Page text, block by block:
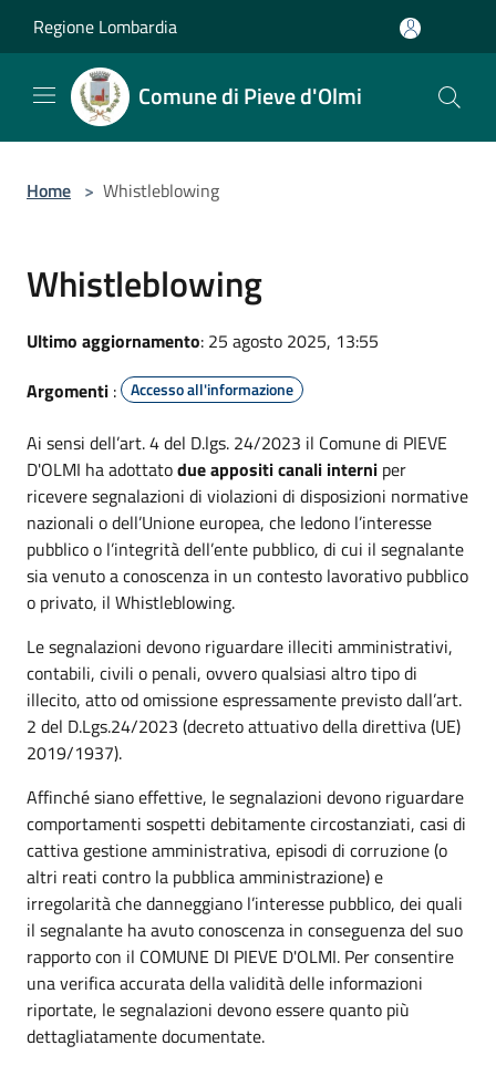
Regione Lombardia
Comune di Pieve d'Olmi
Home > Whistleblowing
Whistleblowing
Ultimo aggiornamento: 25 agosto 2025, 13:55
Argomenti : Accesso all'informazione
Ai sensi dell’art. 4 del D.lgs. 24/2023 il Comune di PIEVE
D'OLMI ha adottatodue appositi canali interni per
ricevere segnalazioni di violazioni di disposizioni normative
nazionali o dell’Unione europea, che ledono l’interesse
pubblico o l’integrità dell’ente pubblico, di cui il segnalante
sia venuto a conoscenza in un contesto lavorativo pubblico
o privato, il Whistleblowing.
Le segnalazioni devono riguardare illeciti amministrativi,
contabili, civili o penali, ovvero qualsiasi altro tipo di
illecito, atto od omissione espressamente previsto dall’art.
2 del D.Lgs.24/2023 (decreto attuativo della direttiva (UE)
2019/1937).
Affinché siano effettive, le segnalazioni devono riguardare
comportamenti sospetti debitamente circostanziati, casi di
cattiva gestione amministrativa, episodi di corruzione (o
altri reati contro la pubblica amministrazione) e
irregolarità che danneggiano l’interesse pubblico, dei quali
il segnalante ha avuto conoscenza in conseguenza del suo
rapporto con il COMUNE DI PIEVE D'OLMI. Per consentire
una verifica accurata della validità delle informazioni
riportate, le segnalazioni devono essere quanto più
dettagliatamente documentate.